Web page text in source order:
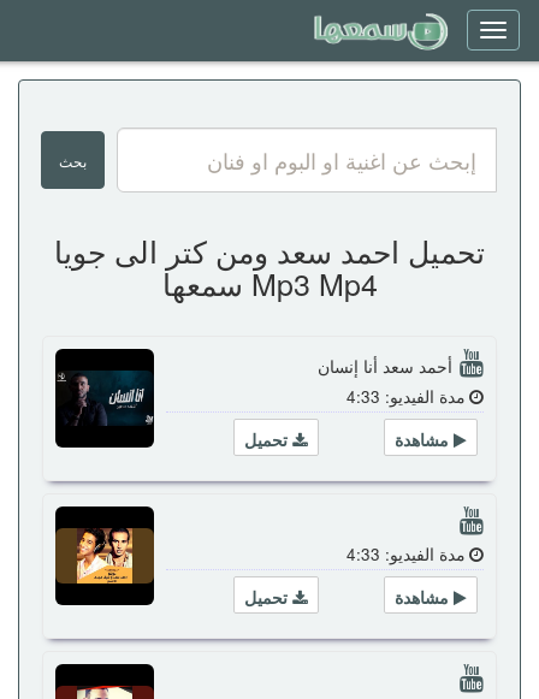
Toggle
navigation
تحميل احمد سعد ومن كتر الى جويا
Mp3 Mp4 سمعها
أحمد سعد أنا إنسان
مدة الفيديو: 4:33
تحميل
مشاهدة
مدة الفيديو: 4:33
تحميل
مشاهدة